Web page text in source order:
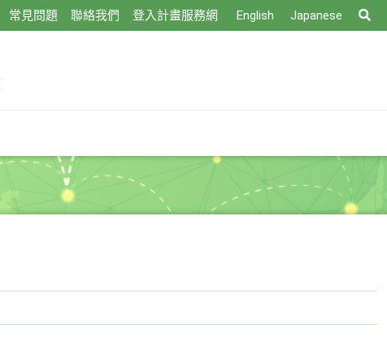
常見問題 聯絡我們 登入計畫服務網 English Japanese
尋